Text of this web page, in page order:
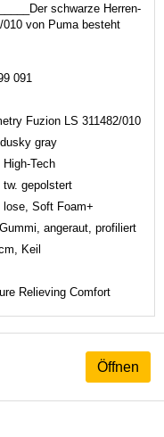
schwarze Herren-
von Puma besteht
091
Fuzion LS 311482/010
gray
Tech
tw. gepolstert
lose, Soft Foam+
angeraut, profiliert
Keil
Relieving Comfort
Öffnen